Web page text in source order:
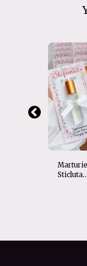
Marturie
Sticluta